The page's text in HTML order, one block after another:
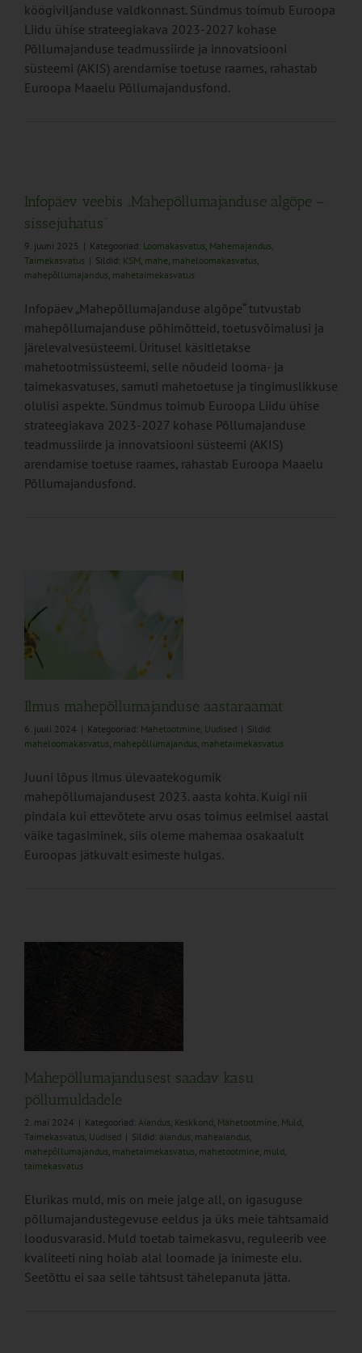
köögiviljanduse valdkonnast. Sündmus toimub Euroopa
Liidu ühise strateegiakava 2023-2027 kohase
Põllumajanduse teadmussiirde ja innovatsiooni
süsteemi (AKIS) arendamise toetuse raames, rahastab
Euroopa Maaelu Põllumajandusfond.
Infopäev veebis „Mahepõllumajanduse algõpe –
sissejuhatus“
9. juuni 2025 | Kategooriad: Loomakasvatus, Mahemajandus,
Taimekasvatus | Sildid: KSM, mahe, maheloomakasvatus,
mahepõllumajandus, mahetaimekasvatus
Infopäev „Mahepõllumajanduse algõpe“ tutvustab
mahepõllumajanduse põhimõtteid, toetusvõimalusi ja
järelevalvesüsteemi. Üritusel käsitletakse
mahetootmissüsteemi, selle nõudeid looma- ja
taimekasvatuses, samuti mahetoetuse ja tingimuslikkuse
olulisi aspekte. Sündmus toimub Euroopa Liidu ühise
strateegiakava 2023-2027 kohase Põllumajanduse
teadmussiirde ja innovatsiooni süsteemi (AKIS)
arendamise toetuse raames, rahastab Euroopa Maaelu
Põllumajandusfond.
Ilmus mahepõllumajanduse aastaraamat
6. juuli 2024 | Kategooriad: Mahetootmine, Uudised | Sildid:
maheloomakasvatus, mahepõllumajandus, mahetaimekasvatus
Juuni lõpus ilmus ülevaatekogumik
mahepõllumajandusest 2023. aasta kohta. Kuigi nii
pindala kui ettevõtete arvu osas toimus eelmisel aastal
väike tagasiminek, siis oleme mahemaa osakaalult
Euroopas jätkuvalt esimeste hulgas.
Mahepõllumajandusest saadav kasu
põllumuldadele
2. mai 2024 | Kategooriad: Aiandus, Keskkond, Mahetootmine, Muld,
Taimekasvatus, Uudised | Sildid: aiandus, maheaiandus,
mahepõllumajandus, mahetaimekasvatus, mahetootmine, muld,
taimekasvatus
Elurikas muld, mis on meie jalge all, on igasuguse
põllumajandustegevuse eeldus ja üks meie tähtsamaid
loodusvarasid. Muld toetab taimekasvu, reguleerib vee
kvaliteeti ning hoiab alal loomade ja inimeste elu.
Seetõttu ei saa selle tähtsust tähelepanuta jätta.